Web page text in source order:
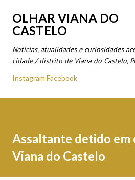
Avançar para o
OLHAR VIANA DO
CASTELO
Notícias, atualidades e curiosidades
cidade / distrito de Viana do Castelo,
Instagram Facebook
Assaltante detido em
Viana do Castelo